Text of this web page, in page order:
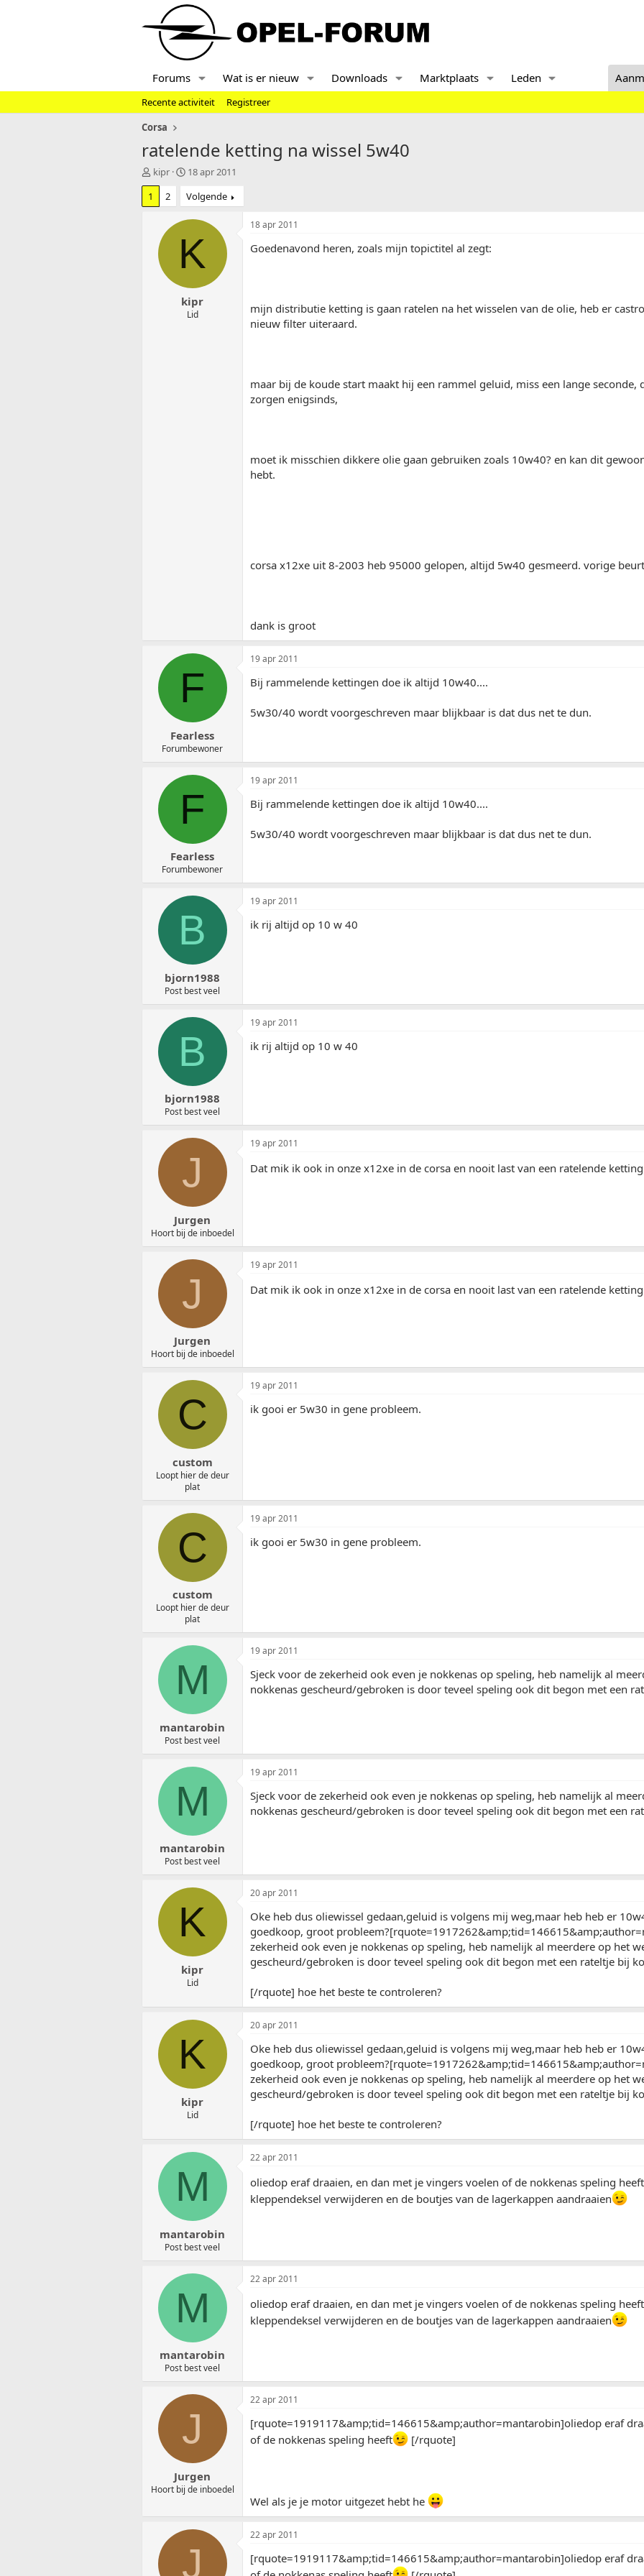
Forums Wat is er nieuw Downloads Marktplaats Leden
Recente activiteit
Registreer
Corsa
ratelende ketting na wissel 5w40
T
o
i
kipr
S
a
r
t
a
m
18 apr 2011
1
2 Volgende
K
kipr
Lid
18 apr 2011
Goedenavond heren, zoals mijn topictitel al zegt:
mijn distributie ketting is gaan ratelen na het wisselen van de olie, heb er
nieuw filter uiteraard.
maar bij de koude start maakt hij een rammel geluid, miss een lange seconde,
zorgen enigsinds,
moet ik misschien dikkere olie gaan gebruiken zoals 10w40? en kan dit
hebt.
corsa x12xe uit 8-2003 heb 95000 gelopen, altijd 5w40 gesmeerd. vorige
dank is groot
F
Fearless
Forumbewoner
19 apr 2011
Bij rammelende kettingen doe ik altijd 10w40....
5w30/40 wordt voorgeschreven maar blijkbaar is dat dus net te dun.
F
Fearless
Forumbewoner
19 apr 2011
Bij rammelende kettingen doe ik altijd 10w40....
5w30/40 wordt voorgeschreven maar blijkbaar is dat dus net te dun.
B
bjorn1988
Post best veel
19 apr 2011
ik rij altijd op 10 w 40
B
bjorn1988
Post best veel
19 apr 2011
ik rij altijd op 10 w 40
J
Jurgen
Hoort bij de inboedel
19 apr 2011
Dat mik ik ook in onze x12xe in de corsa en nooit last van een ratelende ketting
J
Jurgen
Hoort bij de inboedel
19 apr 2011
Dat mik ik ook in onze x12xe in de corsa en nooit last van een ratelende ketting
C
custom
Loopt hier de deur
plat
19 apr 2011
ik gooi er 5w30 in gene probleem.
C
custom
Loopt hier de deur
plat
19 apr 2011
ik gooi er 5w30 in gene probleem.
M
mantarobin
Post best veel
19 apr 2011
Sjeck voor de zekerheid ook even je nokkenas op speling, heb namelijk al
nokkenas gescheurd/gebroken is door teveel speling ook dit begon met een
M
mantarobin
Post best veel
19 apr 2011
Sjeck voor de zekerheid ook even je nokkenas op speling, heb namelijk al
nokkenas gescheurd/gebroken is door teveel speling ook dit begon met een
K
kipr
Lid
20 apr 2011
Oke heb dus oliewissel gedaan,geluid is volgens mij weg,maar heb heb er
goedkoop, groot
zekerheid ook even je nokkenas op speling, heb namelijk al meerdere op het
gescheurd/gebroken is door teveel speling ook dit begon met een rateltje bij
[/rquote] hoe het beste te controleren?
K
kipr
Lid
20 apr 2011
Oke heb dus oliewissel gedaan,geluid is volgens mij weg,maar heb heb er
goedkoop, groot
zekerheid ook even je nokkenas op speling, heb namelijk al meerdere op het
gescheurd/gebroken is door teveel speling ook dit begon met een rateltje bij
[/rquote] hoe het beste te controleren?
M
mantarobin
Post best veel
22 apr 2011
oliedop eraf draaien, en dan met je vingers voelen of de nokkenas speling heeft
kleppendeksel verwijderen en de boutjes van de lagerkappen aandraaien
M
mantarobin
Post best veel
22 apr 2011
oliedop eraf draaien, en dan met je vingers voelen of de nokkenas speling heeft
kleppendeksel verwijderen en de boutjes van de lagerkappen aandraaien
J
Jurgen
Hoort bij de inboedel
22 apr 2011
[rquote=1919117&amp;tid=146615&amp;author=mantarobin]oliedop eraf
of de nokkenas speling heeft
[/rquote]
Wel als je je motor uitgezet hebt he
J
22 apr 2011
[rquote=1919117&amp;tid=146615&amp;author=mantarobin]oliedop eraf